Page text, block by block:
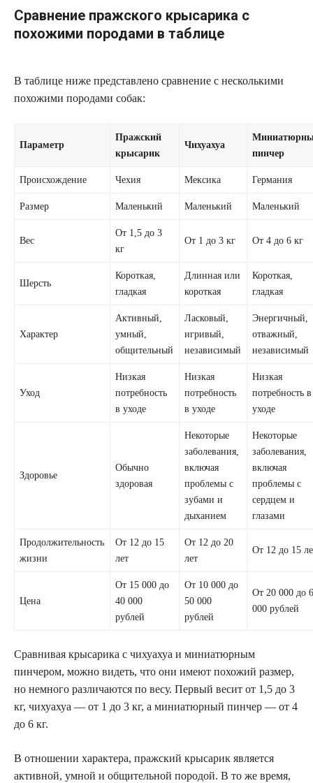
Сравнение пражского крысарика с
похожими породами в таблице
В таблице ниже представлено сравнение с несколькими
похожими породами собак:
Параметр
Пражский
крысарик
Чихуахуа
пинчер
Происхождение Чехия Мексика Германия
Размер Маленький Маленький Маленький
Вес
От 1,5 до 3
кг
От 1 до 3 кг От 4 до 6 кг
Шерсть
Короткая,
гладкая
Длинная или
короткая
Короткая,
гладкая
Характер
Активный,
умный,
общительный
Ласковый,
игривый,
независимый
Энергичный,
отважный,
независимый
Уход
Низкая
потребность
в уходе
Низкая
потребность
в уходе
Низкая
потребность в
уходе
Здоровье
Обычно
здоровая
Некоторые
заболевания,
включая
проблемы с
зубами и
дыханием
Некоторые
заболевания,
включая
проблемы с
сердцем и
глазами
Продолжительность
жизни
От 12 до 15
лет
От 12 до 20
лет
От 12 до 15
Цена
От 15 000 до
40 000
рублей
От 10 000 до
50 000
рублей
От 20 000 до
000 рублей
Сравнивая крысарика с чихуахуа и миниатюрным
пинчером, можно видеть, что они имеют похожий размер,
но немного различаются по весу. Первый весит от 1,5 до 3
кг, чихуахуа — от 1 до 3 кг, а миниатюрный пинчер — от 4
до 6 кг.
В отношении характера, пражский крысарик является
активной, умной и общительной породой. В то же время,